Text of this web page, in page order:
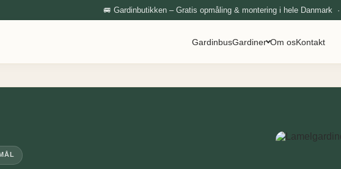
🚐 Gardinbutikken – Gratis opmåling & montering i hele Danmark ·
GardinbusGardiner Om osKontakt